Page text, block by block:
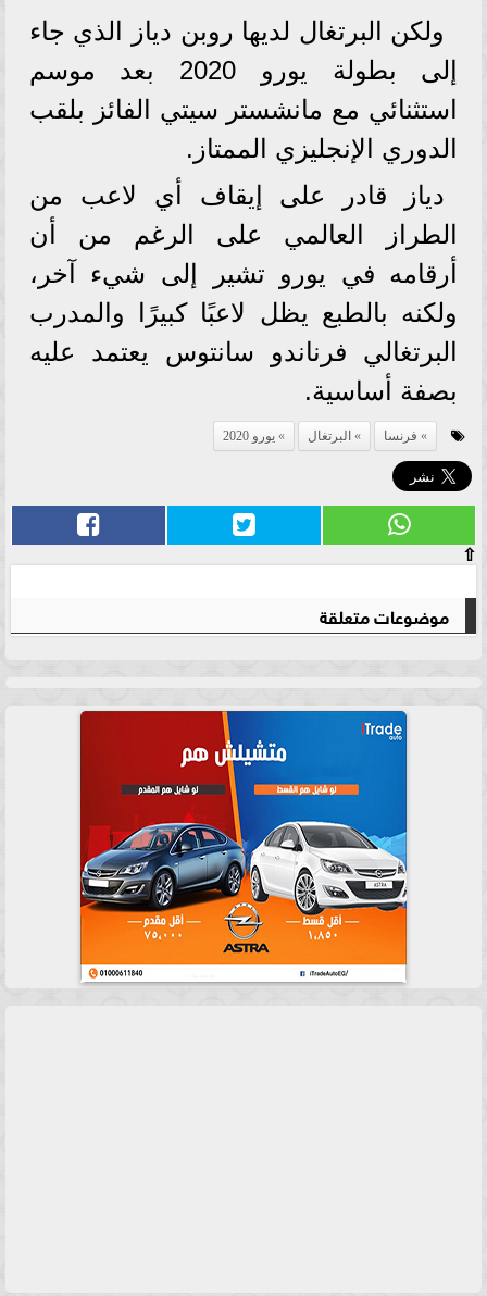
ولكن البرتغال لديها روبن دياز الذي جاء
إلى بطولة يورو 2020 بعد موسم
استثنائي مع مانشستر سيتي الفائز بلقب
الدوري الإنجليزي الممتاز.
دياز قادر على إيقاف أي لاعب من
الطراز العالمي على الرغم من أن
أرقامه في يورو تشير إلى شيء آخر،
ولكنه بالطبع يظل لاعبًا كبيرًا والمدرب
البرتغالي فرناندو سانتوس يعتمد عليه
بصفة أساسية.
فرنسا البرتغال يورو 2020
⇧
موضوعات متعلقة